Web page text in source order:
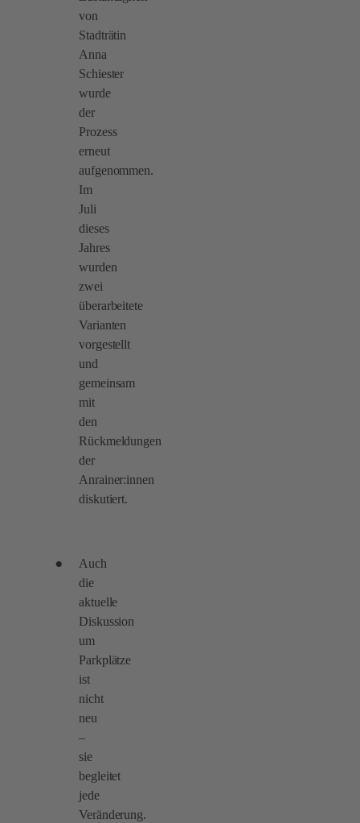
von
Stadträtin
Anna
Schiester
wurde
der
Prozess
erneut
aufgenommen.
Im
Juli
dieses
Jahres
wurden
zwei
überarbeitete
Varianten
vorgestellt
und
gemeinsam
mit
den
Rückmeldungen
der
Anrainer:innen
diskutiert.
Auch
die
aktuelle
Diskussion
um
Parkplätze
ist
nicht
neu
–
sie
begleitet
jede
Veränderung.